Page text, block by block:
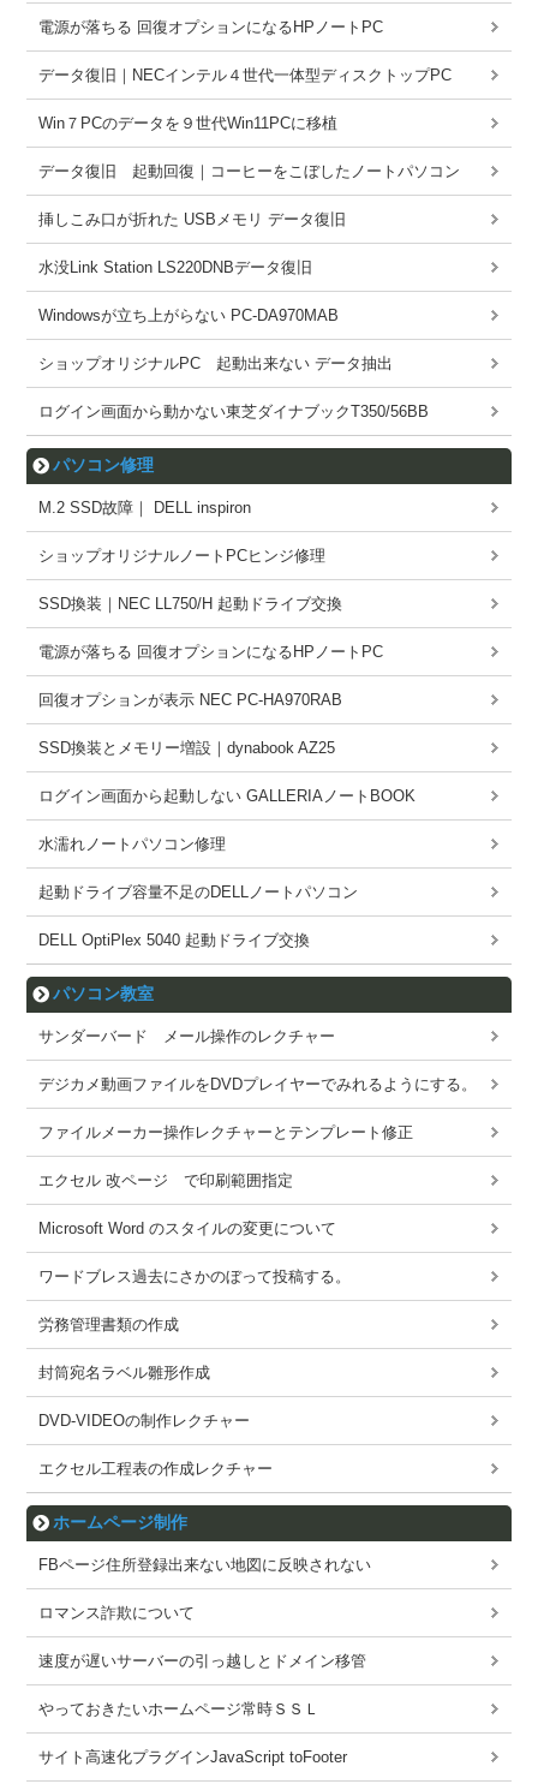
電源が落ちる 回復オプションになるHPノートPC
データ復旧｜NECインテル４世代一体型ディスクトップPC
Win７PCのデータを９世代Win11PCに移植
データ復旧 起動回復｜コーヒーをこぼしたノートパソコン
挿しこみ口が折れた USBメモリ データ復旧
水没Link Station LS220DNBデータ復旧
Windowsが立ち上がらない PC-DA970MAB
ショップオリジナルPC 起動出来ない データ抽出
ログイン画面から動かない東芝ダイナブックT350/56BB
パソコン修理
M.2 SSD故障｜ DELL inspiron
ショップオリジナルノートPCヒンジ修理
SSD換装｜NEC LL750/H 起動ドライブ交換
電源が落ちる 回復オプションになるHPノートPC
回復オプションが表示 NEC PC-HA970RAB
SSD換装とメモリー増設｜dynabook AZ25
ログイン画面から起動しない GALLERIAノートBOOK
水濡れノートパソコン修理
起動ドライブ容量不足のDELLノートパソコン
DELL OptiPlex 5040 起動ドライブ交換
パソコン教室
サンダーバード メール操作のレクチャー
デジカメ動画ファイルをDVDプレイヤーでみれるようにする。
ファイルメーカー操作レクチャーとテンプレート修正
エクセル 改ページ で印刷範囲指定
Microsoft Word のスタイルの変更について
ワードブレス過去にさかのぼって投稿する。
労務管理書類の作成
封筒宛名ラベル雛形作成
DVD-VIDEOの制作レクチャー
エクセル工程表の作成レクチャー
ホームページ制作
FBページ住所登録出来ない地図に反映されない
ロマンス詐欺について
速度が遅いサーバーの引っ越しとドメイン移管
やっておきたいホームページ常時ＳＳＬ
サイト高速化プラグインJavaScript toFooter